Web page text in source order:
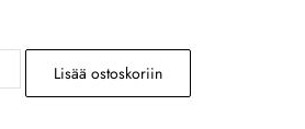
Lisää ostoskoriin